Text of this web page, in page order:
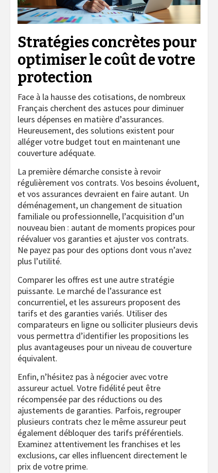
Stratégies concrètes pour
optimiser le coût de votre
protection
Face à la hausse des cotisations, de nombreux
Français cherchent des astuces pour diminuer
leurs dépenses en matière d’assurances.
Heureusement, des solutions existent pour
alléger votre budget tout en maintenant une
couverture adéquate.
La première démarche consiste à revoir
régulièrement vos contrats. Vos besoins évoluent,
et vos assurances devraient en faire autant. Un
déménagement, un changement de situation
familiale ou professionnelle, l’acquisition d’un
nouveau bien : autant de moments propices pour
réévaluer vos garanties et ajuster vos contrats.
Ne payez pas pour des options dont vous n’avez
plus l’utilité.
Comparer les offres est une autre stratégie
puissante. Le marché de l’assurance est
concurrentiel, et les assureurs proposent des
tarifs et des garanties variés. Utiliser des
comparateurs en ligne ou solliciter plusieurs devis
vous permettra d’identifier les propositions les
plus avantageuses pour un niveau de couverture
équivalent.
Enfin, n’hésitez pas à négocier avec votre
assureur actuel. Votre fidélité peut être
récompensée par des réductions ou des
ajustements de garanties. Parfois, regrouper
plusieurs contrats chez le même assureur peut
également débloquer des tarifs préférentiels.
Examinez attentivement les franchises et les
exclusions, car elles influencent directement le
prix de votre prime.